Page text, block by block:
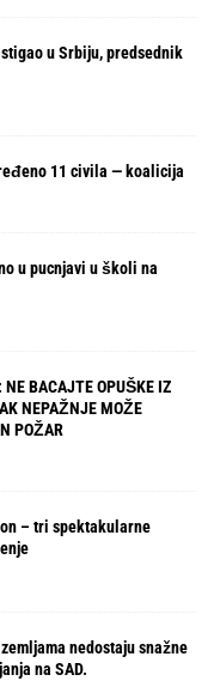
u Srbiju, predsednik
11 civila — koalicija
u pucnjavi u školi na
BACAJTE OPUŠKE IZ
NEPAŽNJE MOŽE
POŽAR
– tri spektakularne
nedostaju snažne
na SAD.